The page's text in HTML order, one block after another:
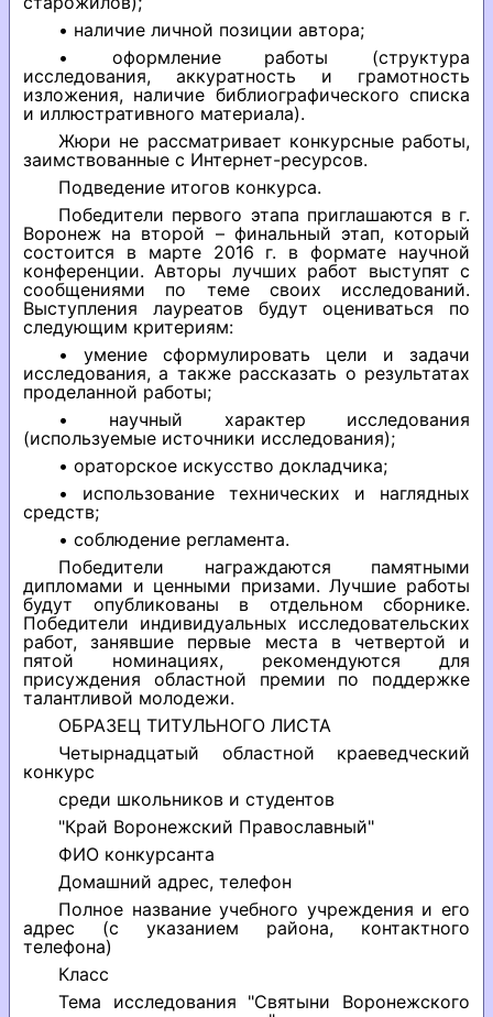
• наличие личной позиции автора;
• оформление работы (структура
исследования, аккуратность и грамотность
изложения, наличие библиографического списка
и иллюстративного материала).
Жюри не рассматривает конкурсные работы,
заимствованные с Интернет-ресурсов.
Подведение итогов конкурса.
Победители первого этапа приглашаются в г.
Воронеж на второй – финальный этап, который
состоится в марте 2016 г. в формате научной
конференции. Авторы лучших работ выступят с
сообщениями по теме своих исследований.
Выступления лауреатов будут оцениваться по
следующим критериям:
• умение сформулировать цели и задачи
исследования, а также рассказать о результатах
проделанной работы;
• научный характер исследования
(используемые источники исследования);
• ораторское искусство докладчика;
• использование технических и наглядных
средств;
• соблюдение регламента.
Победители награждаются памятными
дипломами и ценными призами. Лучшие работы
будут опубликованы в отдельном сборнике.
Победители индивидуальных исследовательских
работ, занявшие первые места в четвертой и
пятой номинациях, рекомендуются для
присуждения областной премии по поддержке
талантливой молодежи.
ОБРАЗЕЦ ТИТУЛЬНОГО ЛИСТА
Четырнадцатый областной краеведческий
конкурс
среди школьников и студентов
"Край Воронежский Православный"
ФИО конкурсанта
Домашний адрес, телефон
Полное название учебного учреждения и его
адрес (с указанием района, контактного
телефона)
Класс
Тема исследования "Святыни Воронежского